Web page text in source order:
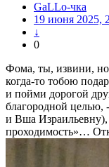
GaLLo-чка
19 июня 2025,
↓
0
Фома, ты, извини,
когда-то тобою
и пойми дорогой
благородной целью,
и Вша Израильевну),
проходимость»…